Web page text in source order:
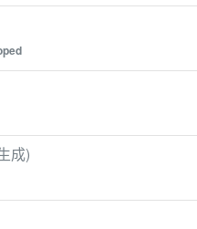
成)